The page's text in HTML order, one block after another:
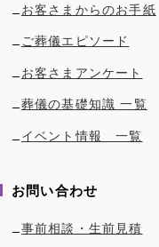
お客さまからのお手紙
ご葬儀エピソード
お客さまアンケート
葬儀の基礎知識 一覧
イベント情報 一覧
お問い合わせ
事前相談・生前見積